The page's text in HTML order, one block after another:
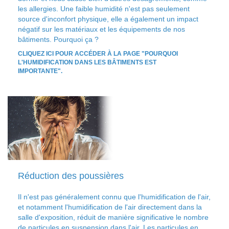
les allergies. Une faible humidité n'est pas seulement
source d'inconfort physique, elle a également un impact
négatif sur les matériaux et les équipements de nos
bâtiments. Pourquoi ça ?
CLIQUEZ ICI POUR ACCÉDER À LA PAGE "POURQUOI
L'HUMIDIFICATION DANS LES BÂTIMENTS EST
IMPORTANTE".
Réduction des poussières
Il n'est pas généralement connu que l'humidification de l'air,
et notamment l'humidification de l'air directement dans la
salle d'exposition, réduit de manière significative le nombre